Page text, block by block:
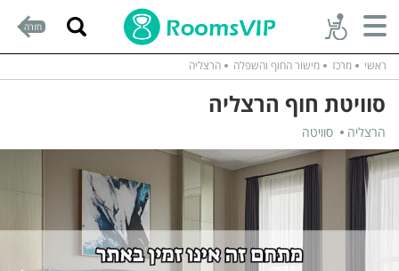
חזרה
ראשי מרכז מישור החוף והשפלה הרצליה
סוויטת חוף הרצליה
הרצליה סוויטה